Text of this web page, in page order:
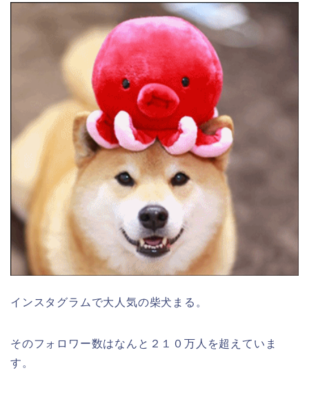
インスタグラムで大人気の柴犬まる。
そのフォロワー数はなんと２１０万人を超えていま
す。